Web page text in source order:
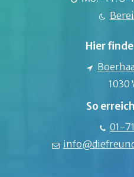
Hier
1030
So
01-